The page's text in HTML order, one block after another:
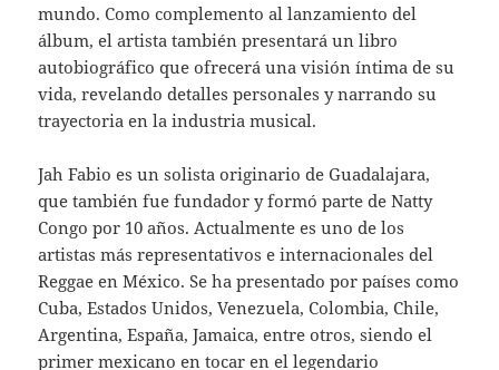
mundo. Como complemento al lanzamiento del
álbum, el artista también presentará un libro
autobiográfico que ofrecerá una visión íntima de su
vida, revelando detalles personales y narrando su
trayectoria en la industria musical.
Jah Fabio es un solista originario de Guadalajara,
que también fue fundador y formó parte de Natty
Congo por 10 años. Actualmente es uno de los
artistas más representativos e internacionales del
Reggae en México. Se ha presentado por países como
Cuba, Estados Unidos, Venezuela, Colombia, Chile,
Argentina, España, Jamaica, entre otros, siendo el
primer mexicano en tocar en el legendario